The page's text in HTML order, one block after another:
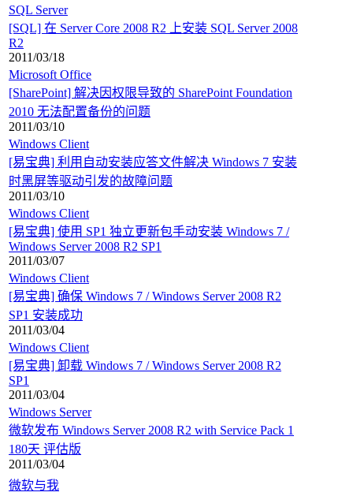
SQL Server
[SQL] 在 Server Core 2008 R2 上安装 SQL Server 2008
R2
2011/03/18
Microsoft Office
[SharePoint] 解决因权限导致的 SharePoint Foundation
2010 无法配置备份的问题
2011/03/10
Windows Client
[易宝典] 利用自动安装应答文件解决 Windows 7 安装
时黑屏等驱动引发的故障问题
2011/03/10
Windows Client
[易宝典] 使用 SP1 独立更新包手动安装 Windows 7 /
Windows Server 2008 R2 SP1
2011/03/07
Windows Client
[易宝典] 确保 Windows 7 / Windows Server 2008 R2
SP1 安装成功
2011/03/04
Windows Client
[易宝典] 卸载 Windows 7 / Windows Server 2008 R2
SP1
2011/03/04
Windows Server
微软发布 Windows Server 2008 R2 with Service Pack 1
180天 评估版
2011/03/04
微软与我